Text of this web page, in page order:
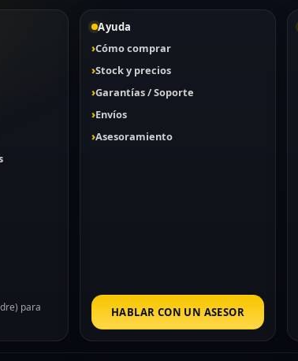
para
Ayuda
Cómo comprar
Stock y precios
Garantías / Soporte
Envíos
Asesoramiento
HABLAR CON UN ASESOR